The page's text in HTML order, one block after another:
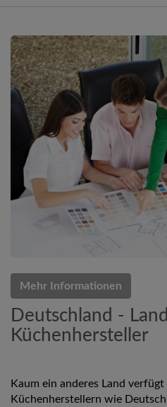
Mehr Informationen
Deutschland -
Küchenhersteller
Kaum ein anderes Land
Küchenherstellern wie